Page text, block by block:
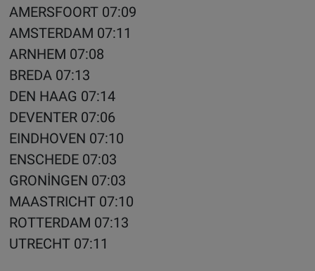
AMERSFOORT 07:09
AMSTERDAM 07:11
ARNHEM 07:08
BREDA 07:13
DEN HAAG 07:14
DEVENTER 07:06
EINDHOVEN 07:10
ENSCHEDE 07:03
GRONİNGEN 07:03
MAASTRICHT 07:10
ROTTERDAM 07:13
UTRECHT 07:11